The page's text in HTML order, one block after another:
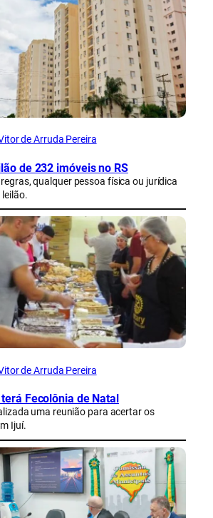
de Arruda Pereira
de 232 imóveis no RS
qualquer pessoa física ou jurídica
de Arruda Pereira
Fecolônia de Natal
uma reunião para acertar os
Ijuí.